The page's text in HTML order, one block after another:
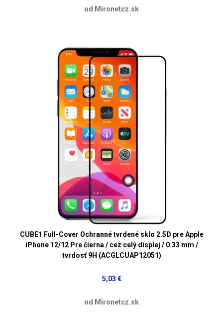
od Mironetcz.sk
CUBE1 Full-Cover Ochranné tvrdené sklo 2.5D pre Apple
iPhone 12/12 Pre čierna / cez celý displej / 0.33 mm /
tvrdosť 9H (ACGLCUAP12051)
5,03 €
od Mironetcz.sk